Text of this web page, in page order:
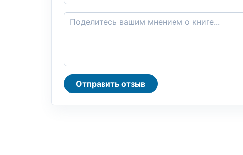
Отправить отзыв